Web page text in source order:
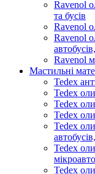
Ravenol
та бусів
Ravenol
Ravenol
Ravenol
Мастильні
Tedex
Tedex
Tedex
Tedex
Tedex
Tedex
Tedex